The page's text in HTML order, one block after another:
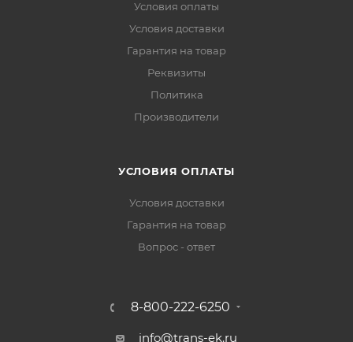
Условия оплаты
Условия доставки
Гарантия на товар
Реквизиты
Политика
Производители
УСЛОВИЯ ОПЛАТЫ
Условия доставки
Гарантия на товар
Вопрос - ответ
8-800-222-6250
info@trans-ek.ru